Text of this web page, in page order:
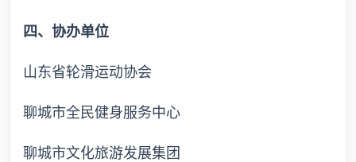
四、协办单位
山东省轮滑运动协会
聊城市全民健身服务中心
聊城市文化旅游发展集团